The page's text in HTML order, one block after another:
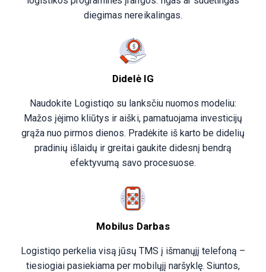
diegimas nereikalingas.
Didelė IG
Naudokite Logistiqo su lanksčiu nuomos modeliu:
Mažos įėjimo kliūtys ir aiški, pamatuojama investicijų
grąža nuo pirmos dienos. Pradėkite iš karto be didelių
pradinių išlaidų ir greitai gaukite didesnį bendrą
efektyvumą savo procesuose.
Mobilus Darbas
Logistiqo perkelia visą jūsų TMS į išmanųjį telefoną –
tiesiogiai pasiekiama per mobilųjį naršyklę. Siuntos,